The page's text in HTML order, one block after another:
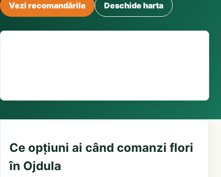
Vezi recomandările Deschide harta
Ce opțiuni ai când comanzi flori
în Ojdula